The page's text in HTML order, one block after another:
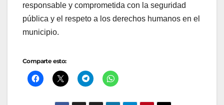
responsable y comprometida con la seguridad
pública y el respeto a los derechos humanos en el
municipio.
Comparte esto: